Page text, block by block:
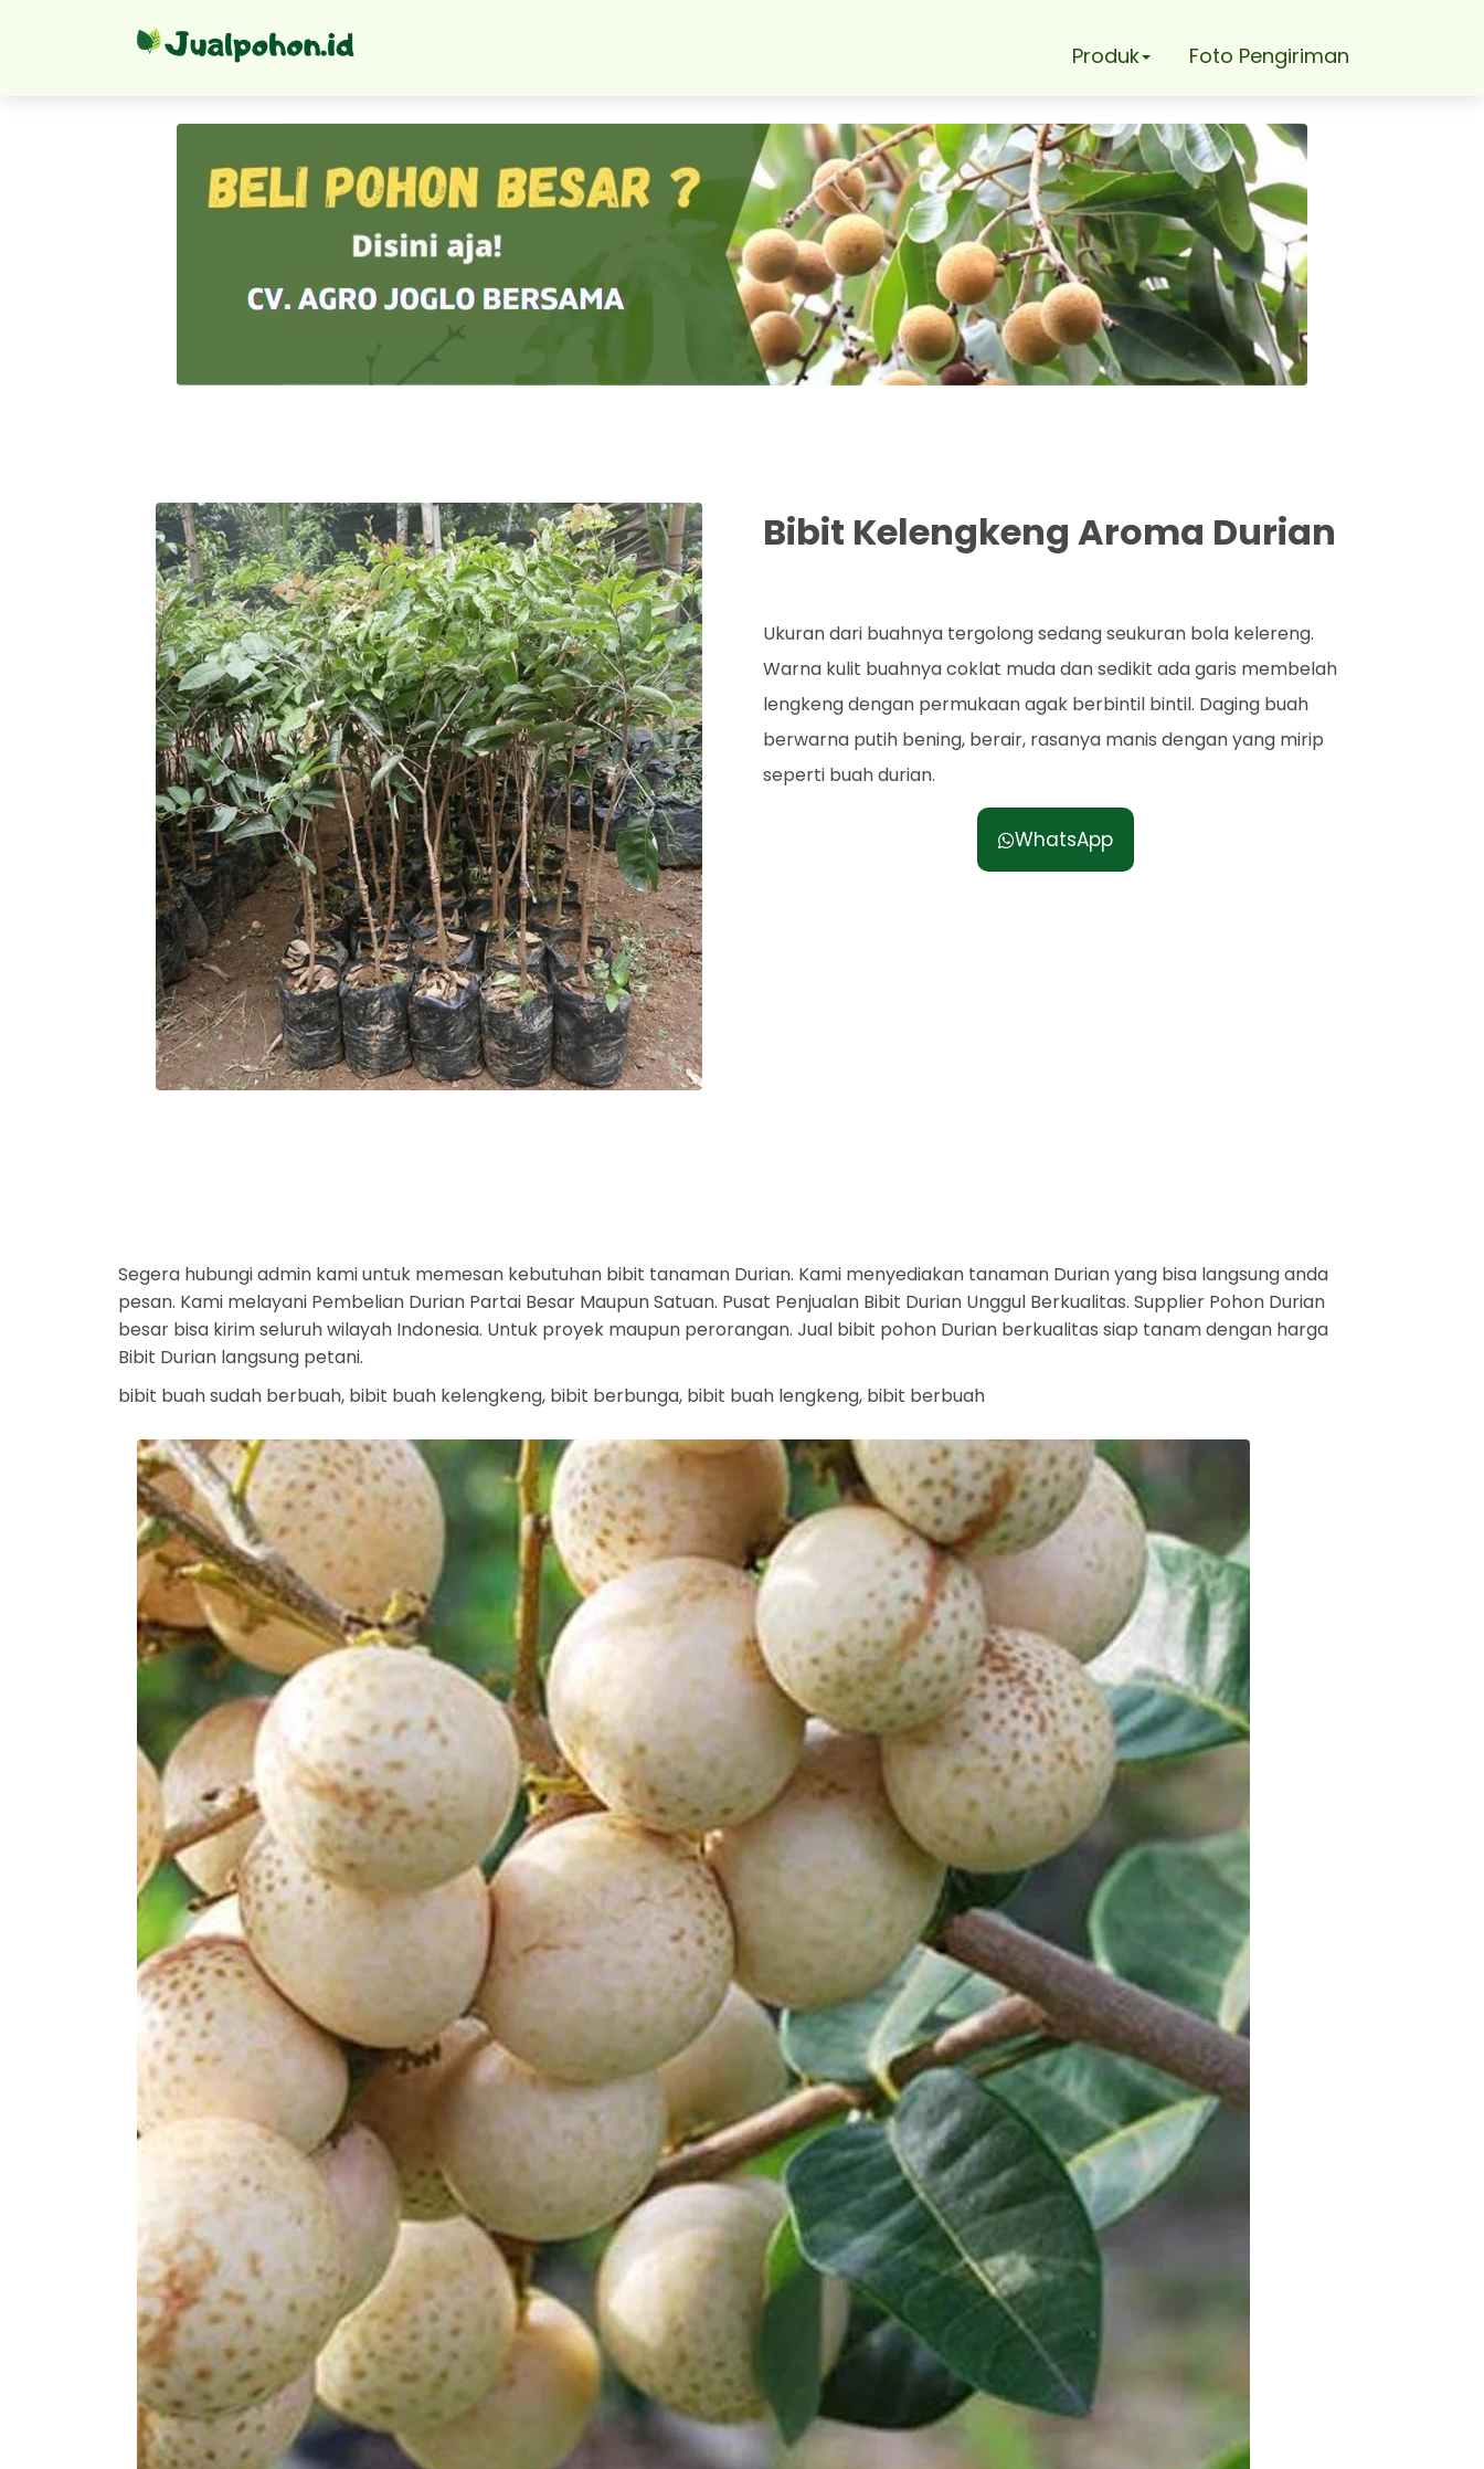
Produk Foto Pengiriman
Bibit Kelengkeng Aroma Durian
Ukuran dari buahnya tergolong sedang seukuran bola kelereng.
Warna kulit buahnya coklat muda dan sedikit ada garis membelah
lengkeng dengan permukaan agak berbintil bintil. Daging buah
berwarna putih bening, berair, rasanya manis dengan yang mirip
seperti buah durian.
WhatsApp
Segera hubungi admin kami untuk memesan kebutuhan bibit tanaman Durian. Kami menyediakan tanaman Durian yang bisa langsung anda
pesan. Kami melayani Pembelian Durian Partai Besar Maupun Satuan. Pusat Penjualan Bibit Durian Unggul Berkualitas. Supplier Pohon Durian
besar bisa kirim seluruh wilayah Indonesia. Untuk proyek maupun perorangan. Jual bibit pohon Durian berkualitas siap tanam dengan harga
Bibit Durian langsung petani.
bibit buah sudah berbuah, bibit buah kelengkeng, bibit berbunga, bibit buah lengkeng, bibit berbuah